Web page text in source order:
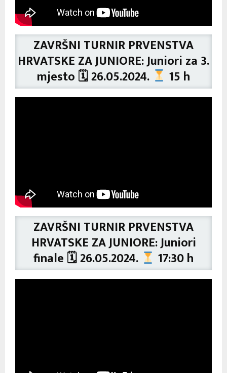
ZAVRŠNI TURNIR PRVENSTVA
HRVATSKE ZA JUNIORE: Juniori za 3.
mjesto 🗓 26.05.2024. 15 h
ZAVRŠNI TURNIR PRVENSTVA
HRVATSKE ZA JUNIORE: Juniori
finale 🗓 26.05.2024. 17:30 h